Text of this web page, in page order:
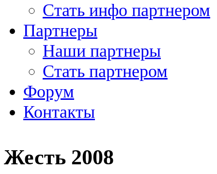
Стать инфо партнером
Партнеры
Наши партнеры
Стать партнером
Форум
Контакты
Жесть 2008